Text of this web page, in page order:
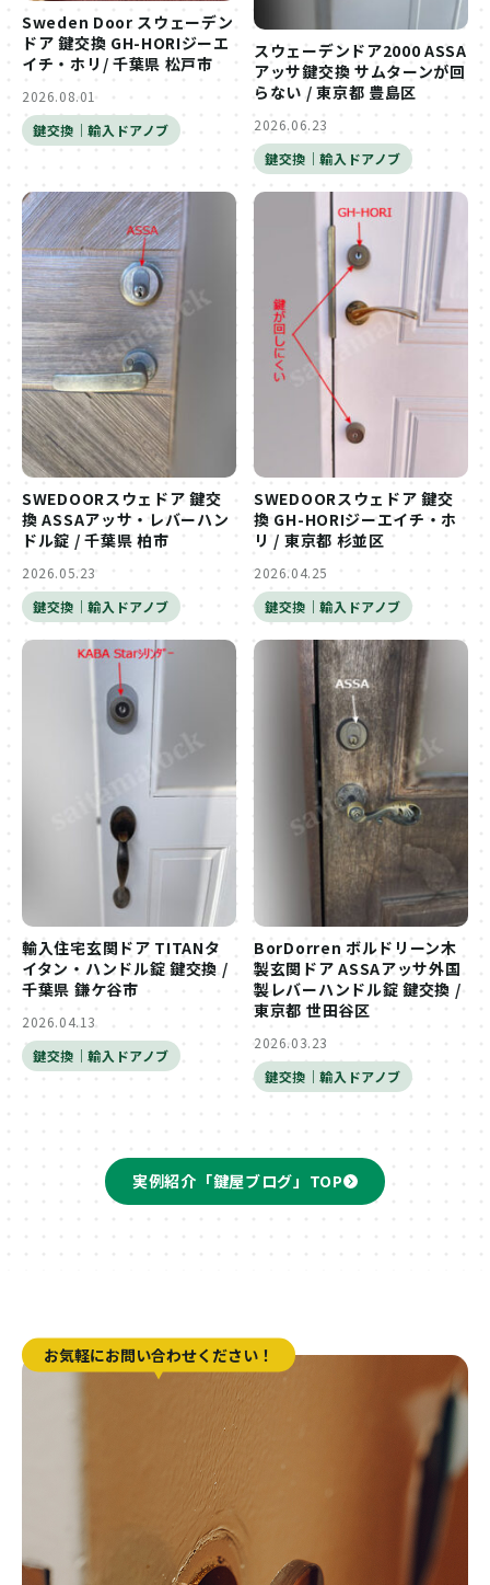
Sweden Door スウェーデン
ドア 鍵交換 GH-HORIジーエ
イチ・ホリ/ 千葉県 松戸市
2026.08.01
鍵交換｜輸入ドアノブ
スウェーデンドア2000 ASSA
アッサ鍵交換 サムターンが回
らない / 東京都 豊島区
2026.06.23
鍵交換｜輸入ドアノブ
SWEDOORスウェドア 鍵交
換 ASSAアッサ・レバーハン
ドル錠 / 千葉県 柏市
2026.05.23
鍵交換｜輸入ドアノブ
SWEDOORスウェドア 鍵交
換 GH-HORIジーエイチ・ホ
リ / 東京都 杉並区
2026.04.25
鍵交換｜輸入ドアノブ
輸入住宅玄関ドア TITANタ
イタン・ハンドル錠 鍵交換 /
千葉県 鎌ケ谷市
2026.04.13
鍵交換｜輸入ドアノブ
BorDorren ボルドリーン木
製玄関ドア ASSAアッサ外国
製レバーハンドル錠 鍵交換 /
東京都 世田谷区
2026.03.23
鍵交換｜輸入ドアノブ
実例紹介「鍵屋ブログ」TOP
お気軽にお問い合わせください！